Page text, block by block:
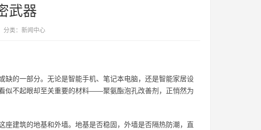
武器
类： 新闻中心
的一部分。无论是智能手机、笔记本电脑，还是智能家居设
似不起眼却至关重要的材料——聚氨酯泡孔改善剂，正悄然为
建筑的地基和外墙。地基是否稳固，外墙是否隔热防潮，直